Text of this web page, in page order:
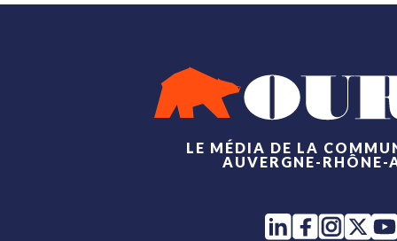
LE MÉDIA DE LA
AUVERGNE-RHÔNE-